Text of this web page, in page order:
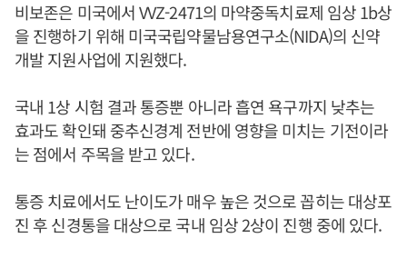
비보존은 미국에서 VVZ-2471의 마약중독치료제 임상 1b상
을 진행하기 위해 미국국립약물남용연구소(NIDA)의 신약
개발 지원사업에 지원했다.
국내 1상 시험 결과 통증뿐 아니라 흡연 욕구까지 낮추는
효과도 확인돼 중추신경계 전반에 영향을 미치는 기전이라
는 점에서 주목을 받고 있다.
통증 치료에서도 난이도가 매우 높은 것으로 꼽히는 대상포
진 후 신경통을 대상으로 국내 임상 2상이 진행 중에 있다.